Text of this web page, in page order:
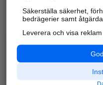
Alla kategorier
API & Kartor
Säkerställa säkerhet,
bedrägerier samt
Leverera och visa